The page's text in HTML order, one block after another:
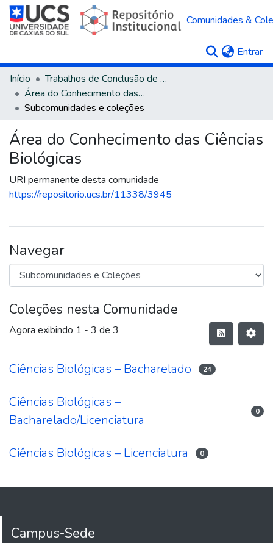
Comunidades &
Entrar
Início
Trabalhos de Conclusão de Curso
Área do Conhecimento das Ciências Biológicas
Subcomunidades e coleções
Área do Conhecimento das Ciências
Biológicas
URI permanente desta comunidade
https://repositorio.ucs.br/11338/3945
Navegar
Coleções nesta Comunidade
Agora exibindo 1 - 3 de 3
Ciências Biológicas – Bacharelado 24
Ciências Biológicas –
Bacharelado/Licenciatura
0
Ciências Biológicas – Licenciatura 0
Campus-Sede